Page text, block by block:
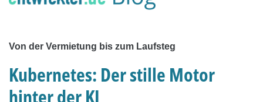
Von der Vermietung bis zum Laufsteg
Kubernetes: Der stille Motor
hinter der KI